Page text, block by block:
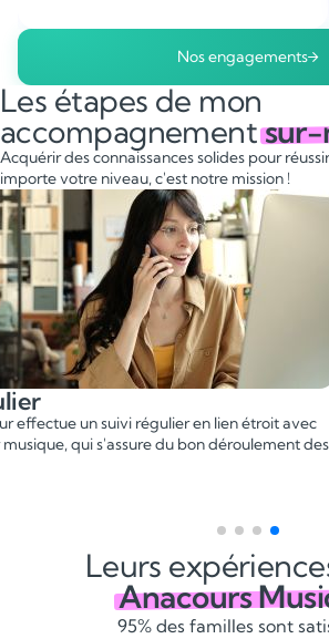
Nos engagements
Les étapes de mon
accompagnementsur-
Acquérir des connaissances solides pour
importe votre niveau, c'est notre mission !
un suivi régulier en lien étroit avec
qui s'assure du bon déroulement des
Leurs
Anacours
95% des familles sont